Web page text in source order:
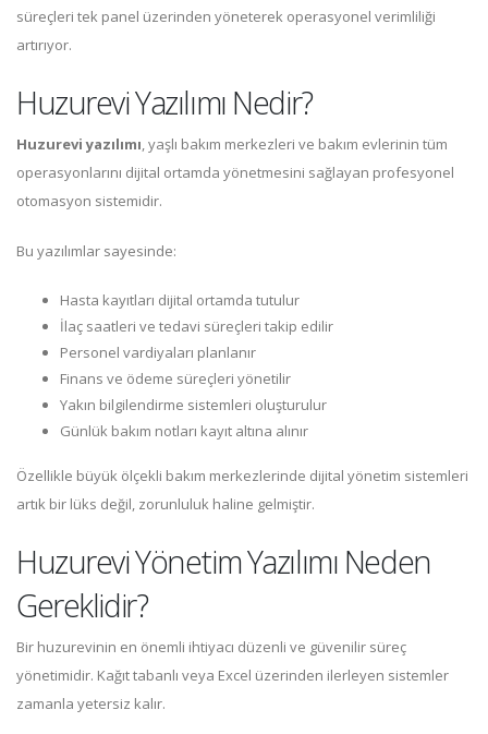
süreçleri tek panel üzerinden yöneterek operasyonel verimliliği
artırıyor.
Huzurevi Yazılımı Nedir?
Huzurevi yazılımı, yaşlı bakım merkezleri ve bakım evlerinin tüm
operasyonlarını dijital ortamda yönetmesini sağlayan profesyonel
otomasyon sistemidir.
Bu yazılımlar sayesinde:
Hasta kayıtları dijital ortamda tutulur
İlaç saatleri ve tedavi süreçleri takip edilir
Personel vardiyaları planlanır
Finans ve ödeme süreçleri yönetilir
Yakın bilgilendirme sistemleri oluşturulur
Günlük bakım notları kayıt altına alınır
Özellikle büyük ölçekli bakım merkezlerinde dijital yönetim sistemleri
artık bir lüks değil, zorunluluk haline gelmiştir.
Huzurevi Yönetim Yazılımı Neden
Gereklidir?
Bir huzurevinin en önemli ihtiyacı düzenli ve güvenilir süreç
yönetimidir. Kağıt tabanlı veya Excel üzerinden ilerleyen sistemler
zamanla yetersiz kalır.